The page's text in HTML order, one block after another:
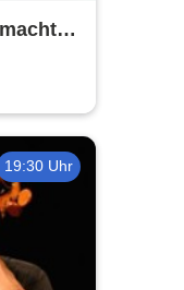
19:30 Uhr